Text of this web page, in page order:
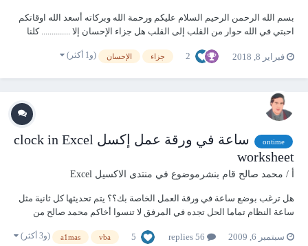
بسم الله الرحمن الرحيم السلام عليكم ورحمة الله وبركاته أسعد الله اوقاتكم
احبتي في الله حوار من القلب إلى القلب هل جزاء الإحسان إلا .............. كلنا
من الأصدقاء جزءا من وقتهم وجهدهم للرد على اس...
فبراير 8, 2018 2 جزاء الإحسان (و1 أكثر)
ontime
ساعة في ورقة عمل إكسل clock in Excel
worksheet
أ / محمد صالح قام بنشرموضوع في منتدى الاكسيل Excel
هل ترغب بوضع ساعة في ورقة العمل الخاصة بك؟؟ يتم تحديثها كل ثانية مثل
ساعة النظام تماما الحل تجده في المرفق لا تنسوا أخاكم محمد صالح من
clock3.rar والآن تم تطوير الملف بصورة أكثر احترافية...
سبتمبر 6, 2009 5
vba
a1mas (و3 أكثر)